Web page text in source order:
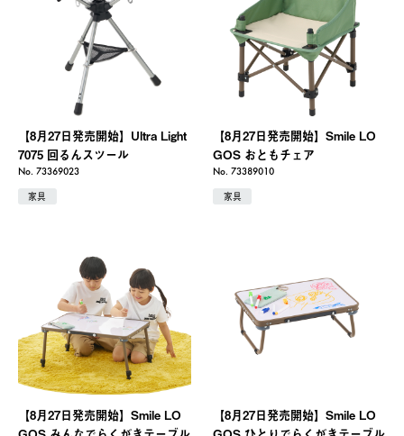
【8月27日発売開始】Ultra Light
7075 回るんスツール
No. 73369023
家具
【8月27日発売開始】Smile LO
GOS おともチェア
No. 73389010
家具
【8月27日発売開始】Smile LO
【8月27日発売開始】Smile LO